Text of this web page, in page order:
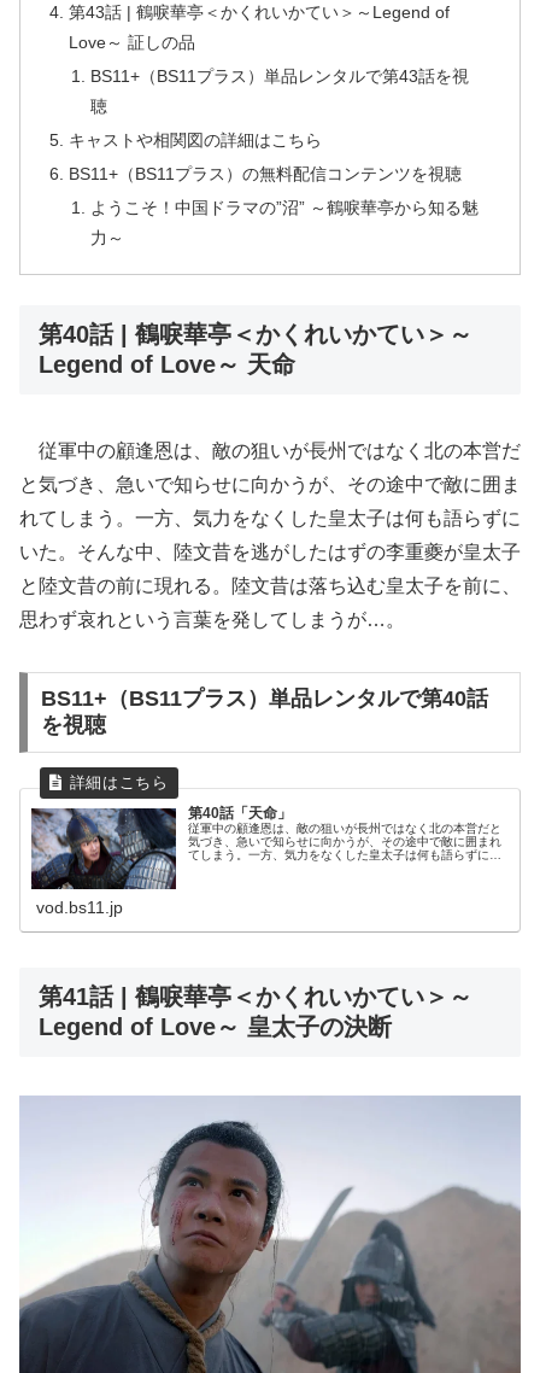
第43話 | 鶴唳華亭＜かくれいかてい＞～Legend of
Love～ 証しの品
BS11+（BS11プラス）単品レンタルで第43話を視
聴
キャストや相関図の詳細はこちら
BS11+（BS11プラス）の無料配信コンテンツを視聴
ようこそ！中国ドラマの”沼” ～鶴唳華亭から知る魅
力～
第40話 | 鶴唳華亭＜かくれいかてい＞～
Legend of Love～ 天命
従軍中の顧逢恩は、敵の狙いが長州ではなく北の本営だ
と気づき、急いで知らせに向かうが、その途中で敵に囲ま
れてしまう。一方、気力をなくした皇太子は何も語らずに
いた。そんな中、陸文昔を逃がしたはずの李重夔が皇太子
と陸文昔の前に現れる。陸文昔は落ち込む皇太子を前に、
思わず哀れという言葉を発してしまうが…。
BS11+（BS11プラス）単品レンタルで第40話
を視聴
第40話「天命」
従軍中の顧逢恩は、敵の狙いが長州ではなく北の本営だと
気づき、急いで知らせに向かうが、その途中で敵に囲まれ
てしまう。一方、気力をなくした皇太子は何も語らずにい
vod.bs11.jp
第41話 | 鶴唳華亭＜かくれいかてい＞～
Legend of Love～ 皇太子の決断